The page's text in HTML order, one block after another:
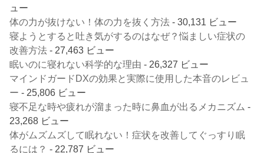
ュー
体の力が抜けない！体の力を抜く方法 - 30,131 ビュー
寝ようとすると吐き気がするのはなぜ？悩ましい症状の
改善方法 - 27,463 ビュー
眠いのに寝れない科学的な理由 - 26,327 ビュー
マインドガードDXの効果と実際に使用した本音のレビュ
ー - 25,806 ビュー
寝不足な時や疲れが溜まった時に鼻血が出るメカニズム -
23,268 ビュー
体がムズムズして眠れない！症状を改善してぐっすり眠
るには？ - 22,787 ビュー